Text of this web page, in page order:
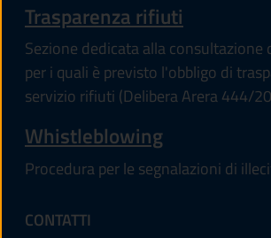
Trasparenza rifiuti
Sezione dedicata alla consultazione
per i quali è previsto l'obbligo di
servizio rifiuti (Delibera Arera 444/
Whistleblowing
Procedura per le segnalazioni di
CONTATTI